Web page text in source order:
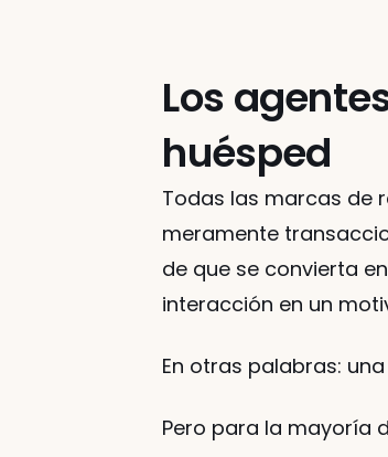
Los
huésped
Todas las marcas de
meramente
de que se convierta
interacción en un
En otras palabras:
Pero para la mayoría